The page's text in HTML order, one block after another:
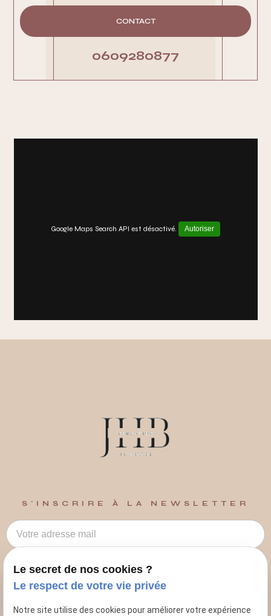
CONTACT
0609280877
Google Maps Search API est désactivé. Autoriser
S'INSCRIRE À LA NEWSLETTER
0609280877
Le secret de nos cookies ?
Le respect de votre vie privée
Notre site utilise des cookies pour améliorer votre expérience